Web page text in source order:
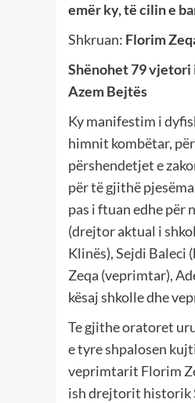
emër ky, të cilin e
Shkruan: Florim
Shënohet 79 vjetori
Azem Bejtës
Ky manifestim i
himnit kombëtar,
përshendetjet e
për të gjithë
pas i ftuan edhe për
(drejtor aktual i
Klinës), Sejdi Baleci
Zeqa (veprimtar),
kësaj shkolle dhe
Te gjithe oratoret
e tyre shpalosen
veprimtarit Florim
ish drejtorit historik